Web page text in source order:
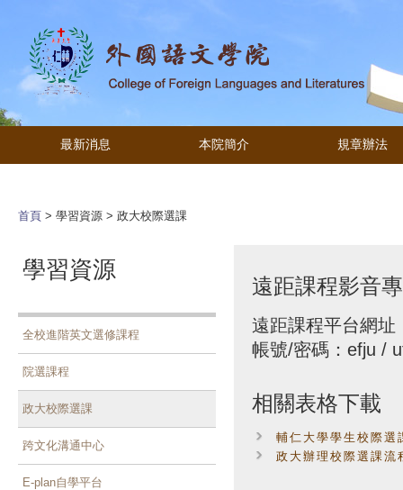
最新消息 本院簡介 規章辦法
首頁 > 學習資源 > 政大校際選課
學習資源
全校進階英文選修課程
院選課程
政大校際選課
跨文化溝通中心
E-plan自學平台
遠距課程影音
遠距課程平台網址
帳號/密碼：efju /
相關表格下載
輔仁大學學生校際選
政大辦理校際選課